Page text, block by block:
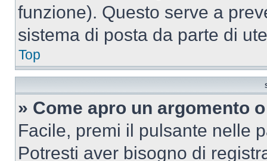
funzione). Questo serve a
sistema di posta da parte di
Top
» Come apro un argomento
Facile, premi il pulsante nelle
Potresti aver bisogno di